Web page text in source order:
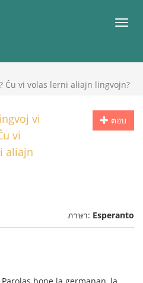
เมนู
Ĉu vi volas lerni aliajn lingvojn?
ตอบ
vi
vi
aliajn
ภาษา: Esperanto